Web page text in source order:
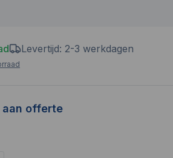
Levertijd: 2-3 werkdagen
aan offerte